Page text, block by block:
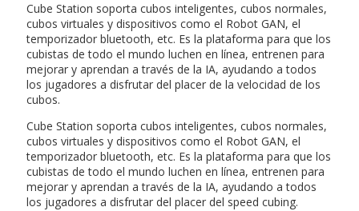
Cube Station soporta cubos inteligentes, cubos normales,
cubos virtuales y dispositivos como el Robot GAN, el
temporizador bluetooth, etc. Es la plataforma para que los
cubistas de todo el mundo luchen en línea, entrenen para
mejorar y aprendan a través de la IA, ayudando a todos
los jugadores a disfrutar del placer de la velocidad de los
cubos.
Cube Station soporta cubos inteligentes, cubos normales,
cubos virtuales y dispositivos como el Robot GAN, el
temporizador bluetooth, etc. Es la plataforma para que los
cubistas de todo el mundo luchen en línea, entrenen para
mejorar y aprendan a través de la IA, ayudando a todos
los jugadores a disfrutar del placer del speed cubing.